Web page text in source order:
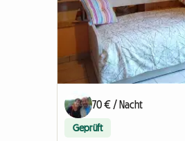
70 € / Nacht
Geprüft